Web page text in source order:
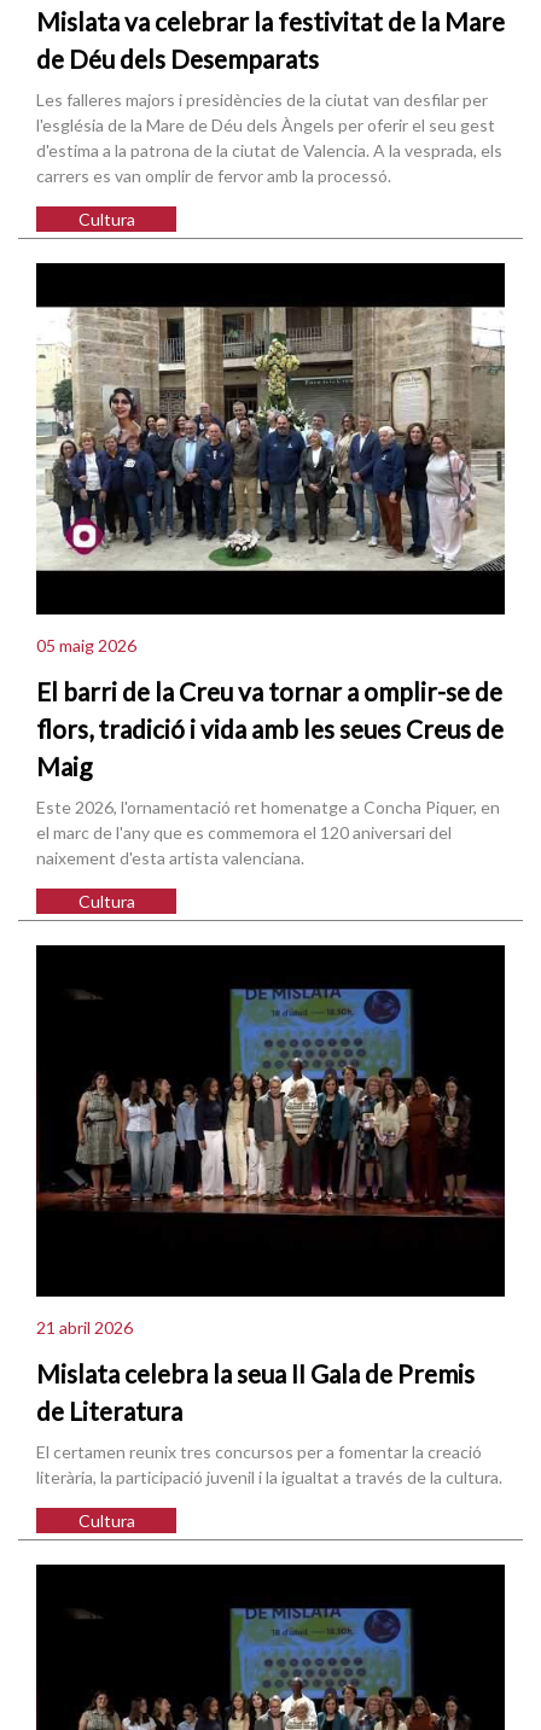
Mislata va celebrar la festivitat de la Mare
de Déu dels Desemparats
Les falleres majors i presidències de la ciutat van desfilar per
l'església de la Mare de Déu dels Àngels per oferir el seu gest
d'estima a la patrona de la ciutat de Valencia. A la vesprada, els
carrers es van omplir de fervor amb la processó.
Cultura
05 maig 2026
El barri de la Creu va tornar a omplir-se de
flors, tradició i vida amb les seues Creus de
Maig
Este 2026, l'ornamentació ret homenatge a Concha Piquer, en
el marc de l'any que es commemora el 120 aniversari del
naixement d'esta artista valenciana.
Cultura
21 abril 2026
Mislata celebra la seua II Gala de Premis
de Literatura
El certamen reunix tres concursos per a fomentar la creació
literària, la participació juvenil i la igualtat a través de la cultura.
Cultura